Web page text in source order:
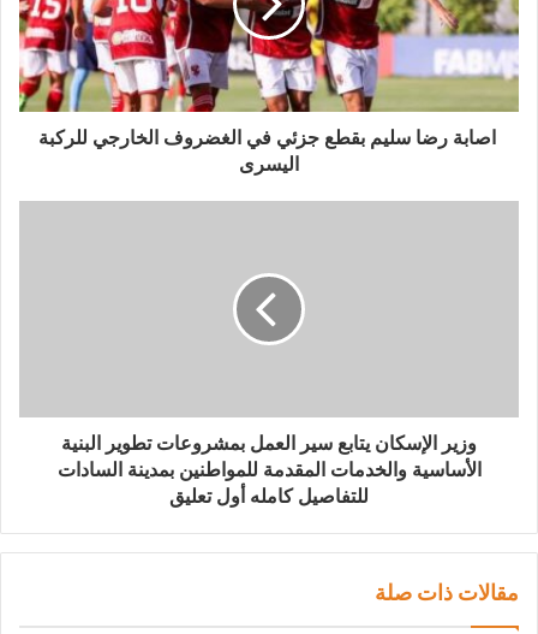
اصابة رضا سليم بقطع جزئي في الغضروف الخارجي للركبة
اليسرى
وزير الإسكان يتابع سير العمل بمشروعات تطوير البنية
الأساسية والخدمات المقدمة للمواطنين بمدينة السادات
للتفاصيل كامله أول تعليق
مقالات ذات صلة